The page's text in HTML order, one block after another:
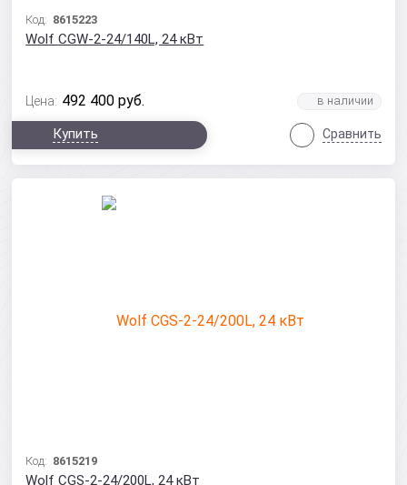
Код: 8615223
Wolf CGW-2-24/140L, 24 кВт
Цена: 492 400 руб.
Купить Сравнить
Код: 8615219
Wolf CGS-2-24/200L, 24 кВт